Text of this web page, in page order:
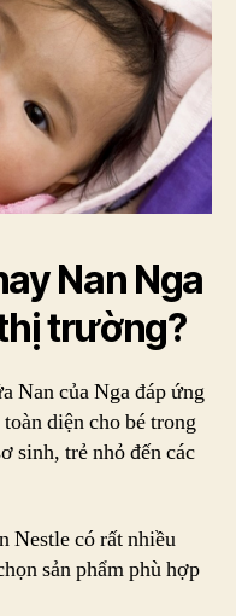
Nan Nga
trường?
Nan của Nga đáp ứng
diện cho bé trong
sinh, trẻ nhỏ đến các
Nestle có rất nhiều
sản phẩm phù hợp